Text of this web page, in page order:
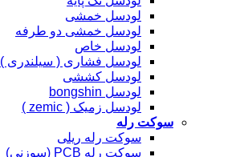
لودسل خمشی
لودسل خمشی دو طرفه
لودسل خاص
لودسل فشاری ( سیلندری )
لودسل کششی
لودسل bongshin
لودسل زمیک ( zemic )
سوکت رله
سوکت رله ریلی
سوکت رله PCB (سوزنی)